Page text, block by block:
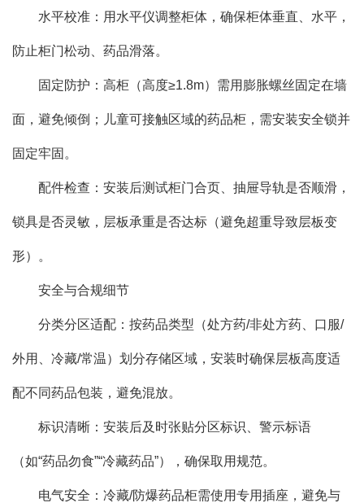
水平校准：用水平仪调整柜体，确保柜体垂直、水平，
防止柜门松动、药品滑落。
固定防护：高柜（高度≥1.8m）需用膨胀螺丝固定在墙
面，避免倾倒；儿童可接触区域的药品柜，需安装安全锁并
固定牢固。
配件检查：安装后测试柜门合页、抽屉导轨是否顺滑，
锁具是否灵敏，层板承重是否达标（避免超重导致层板变
形）。
安全与合规细节
分类分区适配：按药品类型（处方药/非处方药、口服/
外用、冷藏/常温）划分存储区域，安装时确保层板高度适
配不同药品包装，避免混放。
标识清晰：安装后及时张贴分区标识、警示标语
（如“药品勿食”“冷藏药品”），确保取用规范。
电气安全：冷藏/防爆药品柜需使用专用插座，避免与